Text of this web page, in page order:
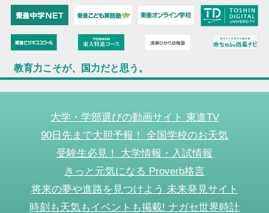
教育力こそが、国力だと思う。
大学・学部選びの動画サイト 東進TV
90日先まで大胆予報！ 全国学校のお天気
受験生必見！ 大学情報・入試情報
きっと元気になる Proverb格言
将来の夢や進路を見つけよう 未来発見サイト
時刻も天気もイベントも掲載! ナガセ世界時計